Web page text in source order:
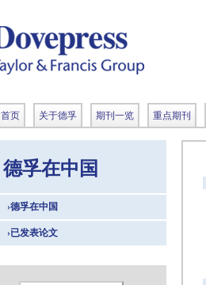
首页 关于德孚 期刊一览 重点期刊
德孚在中国
›德孚在中国
›已发表论文